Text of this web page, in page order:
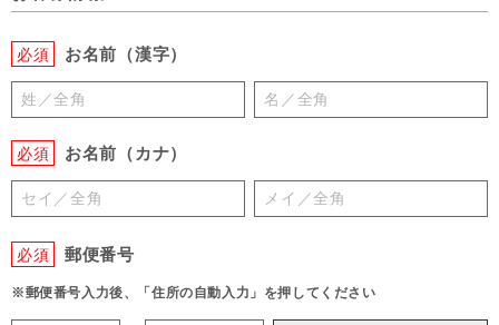
必須 お名前（漢字）
必須 お名前（カナ）
必須 郵便番号
※郵便番号入力後、「住所の自動入力」を押してください